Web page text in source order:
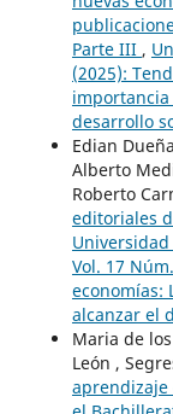
Parte III ,
(2025):
desarrollo
Edian
Alberto
Roberto
editoriales
Vol. 17
economías:
alcanzar el
Maria de
León ,
aprendizaje